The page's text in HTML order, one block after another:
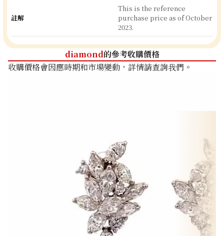
註解
This is the reference
purchase price as of October
2023.
diamond的參考收購價格
收購價格會因應時期和市場變動，詳情請查詢我們。